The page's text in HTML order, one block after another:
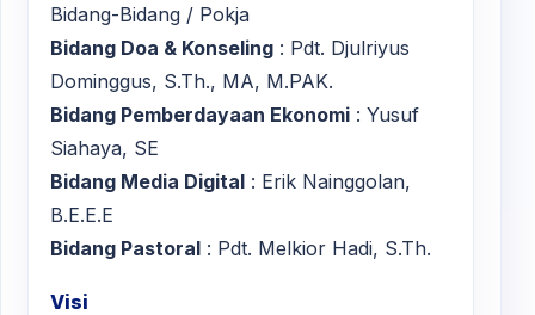
Bidang-Bidang / Pokja
Bidang Doa & Konseling : Pdt. Djulriyus
Dominggus, S.Th., MA, M.PAK.
Bidang Pemberdayaan Ekonomi : Yusuf
Siahaya, SE
Bidang Media Digital : Erik Nainggolan,
B.E.E.E
Bidang Pastoral : Pdt. Melkior Hadi, S.Th.
Visi